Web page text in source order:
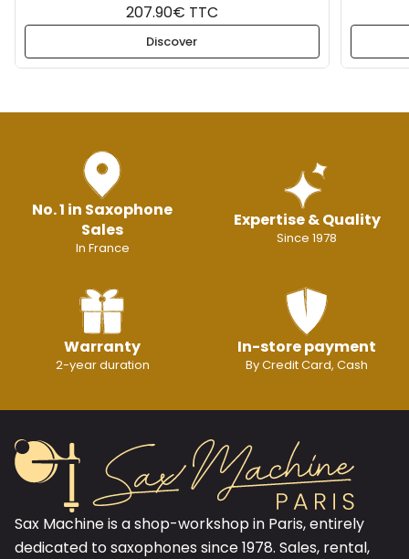
207.90€ TTC
Discover
No. 1 in Saxophone
Sales
In France
Expertise & Quality
Since 1978
Warranty
2-year duration
In-store payment
By Credit Card, Cash
Sax Machine is a shop-workshop in Paris, entirely
dedicated to saxophones since 1978. Sales, rental,